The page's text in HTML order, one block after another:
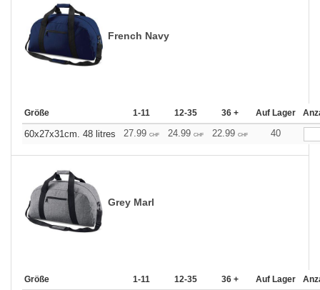
French Navy
Größe 1-11 12-35 36 + Auf Lager
60x27x31cm. 48 litres 27.99 CHF 24.99 CHF 22.99 CHF 40
Grey Marl
Größe 1-11 12-35 36 + Auf Lager